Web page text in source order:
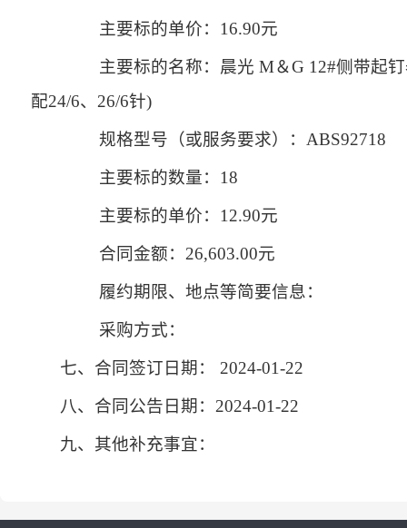
主要标的单价：16.90元
主要标的名称：晨光 M＆G 12#侧带起
配24/6、26/6针)
规格型号（或服务要求）：ABS92718
主要标的数量：18
主要标的单价：12.90元
合同金额：26,603.00元
履约期限、地点等简要信息：
采购方式：
七、合同签订日期： 2024-01-22
八、合同公告日期： 2024-01-22
九、其他补充事宜：